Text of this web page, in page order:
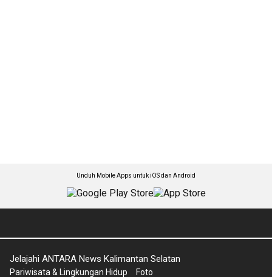
Unduh Mobile Apps untuk iOS dan Android
Jelajahi ANTARA News Kalimantan Selatan
Pariwisata & Lingkungan Hidup Foto